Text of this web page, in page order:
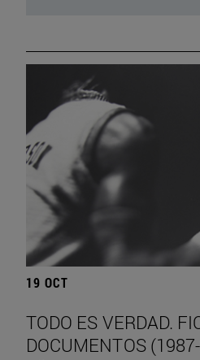
19 OCT
TODO ES VERDAD.
DOCUMENTOS